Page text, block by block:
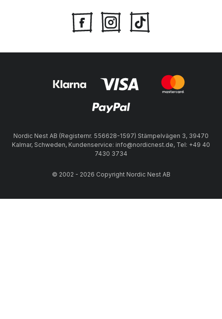
Nordic Nest AB (Registernr. 556628-1597) Stämpelvägen 3, 39470
Kalmar, Schweden, Kundenservice: info@nordicnest.de, Tel: +49 40
7430 3734
© 2002 - 2026 Copyright Nordic Nest AB